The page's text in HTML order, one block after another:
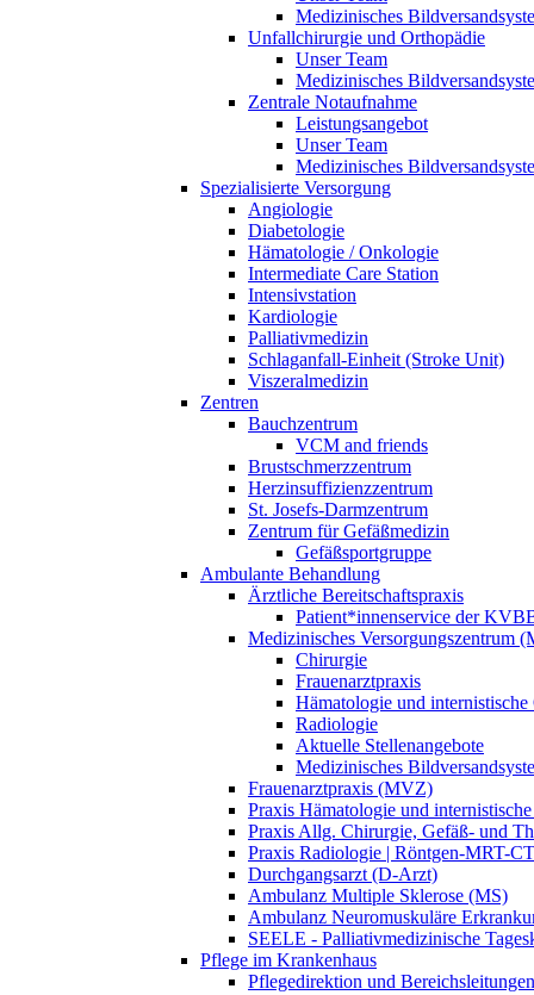
Medizinisches
Unfallchirurgie und Orthopädie
Unser Team
Medizinisches
Zentrale Notaufnahme
Leistungsangebot
Unser Team
Medizinisches
Spezialisierte Versorgung
Angiologie
Diabetologie
Hämatologie / Onkologie
Intermediate Care Station
Intensivstation
Kardiologie
Palliativmedizin
Schlaganfall-Einheit (Stroke Unit)
Viszeralmedizin
Zentren
Bauchzentrum
VCM and friends
Brustschmerzzentrum
Herzinsuffizienzzentrum
St. Josefs-Darmzentrum
Zentrum für Gefäßmedizin
Gefäßsportgruppe
Ambulante Behandlung
Ärztliche Bereitschaftspraxis
Patient*innenservice der
Medizinisches Versorgungszentrum
Chirurgie
Frauenarztpraxis
Hämatologie und
Radiologie
Aktuelle Stellenangebote
Medizinisches
Frauenarztpraxis (MVZ)
Praxis Hämatologie und
Praxis Allg. Chirurgie, Gefäß-​ und
Praxis Radiologie | Röntgen-MRT-
Durchgangsarzt (D-Arzt)
Ambulanz Multiple Sklerose (MS)
Ambulanz Neuromuskuläre
SEELE - Palliativmedizinische
Pflege im Krankenhaus
Pflegedirektion und Bereichsleitungen